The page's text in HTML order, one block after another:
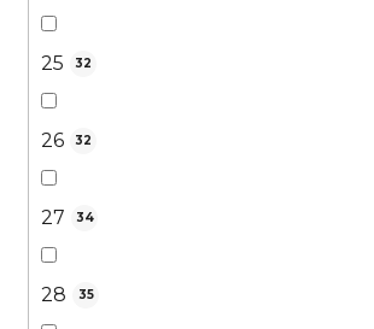
25 32
26 32
27 34
28 35